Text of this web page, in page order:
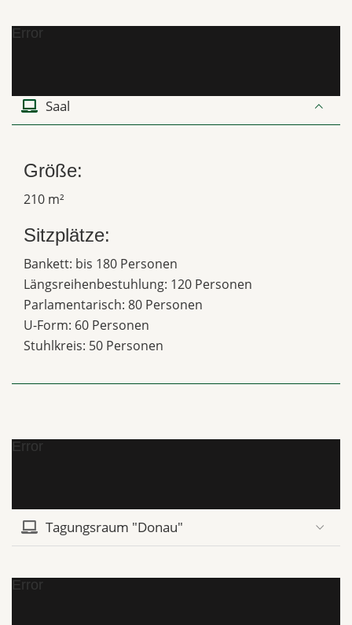
Error
Saal
Größe:
210 m²
Sitzplätze:
Bankett: bis 180 Personen
Längsreihenbestuhlung: 120 Personen
Parlamentarisch: 80 Personen
U-Form: 60 Personen
Stuhlkreis: 50 Personen
Error
Tagungsraum "Donau"
Error